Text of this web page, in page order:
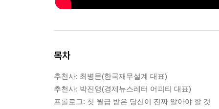
목차
추천사: 최병문(한국재무설계 대표)
추천사: 박진영(경제뉴스레터 어피티 대표)
프롤로그: 첫 월급 받은 당신이 진짜 알아야 할 것